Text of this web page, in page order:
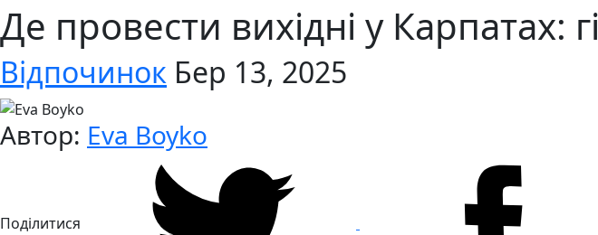
Де провести вихідні у Карпатах:
Відпочинок Бер 13, 2025
Автор: Eva Boyko
Поділитися